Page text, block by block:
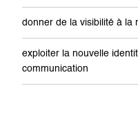
donner de la visibilité à la
exploiter la nouvelle
communication